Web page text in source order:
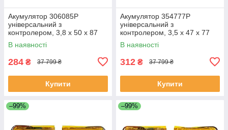
Акумулятор 306085P
універсальний з
контролером, 3,8 х 50 х 87
мм (1100 mAh)/ для
смартфона, планшета
В наявності
284 ₴ 37 799 ₴
Купити
Акумулятор 354777P
універсальний з
контролером, 3,5 х 47 х 77
мм (1350 mAh)/ для
смартфона, планшета
В наявності
312 ₴ 37 799 ₴
Купити
–99% –99%